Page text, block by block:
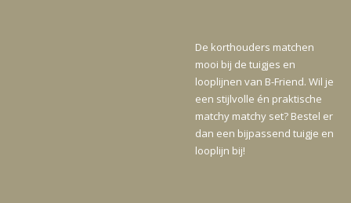
De korthouders matchen
mooi bij de tuigjes en
looplijnen van B-Friend. Wil je
een stijlvolle én praktische
matchy matchy set? Bestel er
dan een bijpassend tuigje en
looplijn bij!